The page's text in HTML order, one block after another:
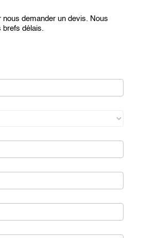
demander un devis. Nous
brefs délais.